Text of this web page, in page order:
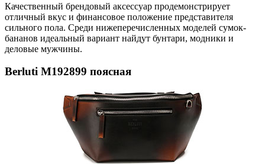
Качественный брендовый аксессуар продемонстрирует
отличный вкус и финансовое положение представителя
сильного пола. Среди нижеперечисленных моделей сумок-
бананов идеальный вариант найдут бунтари, модники и
деловые мужчины.
Berluti M192899 поясная